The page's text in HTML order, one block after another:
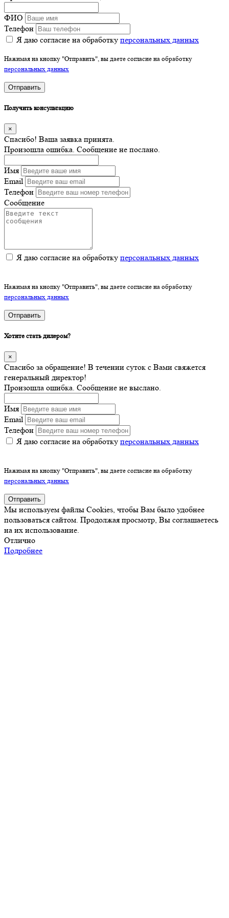
ФИО
Телефон
Я даю согласие на обработку персональных данных
Нажимая на кнопку "Отправить", вы даете согласие на обработку
персональных данных
Отправить
Получить консультацию
×
Спасибо! Ваша заявка принята.
Произошла ошибка. Сообщение не послано.
Имя
Email
Телефон
Сообщение
Я даю согласие на обработку персональных данных
Нажимая на кнопку "Отправить", вы даете согласие на обработку
персональных данных
Отправить
Хотите стать дилером?
×
Спасибо за обращение! В течении суток с Вами свяжется
генеральный директор!
Произошла ошибка. Сообщение не выслано.
Имя
Email
Телефон
Я даю согласие на обработку персональных данных
Нажимая на кнопку "Отправить", вы даете согласие на обработку
персональных данных
Отправить
Мы используем файлы Cookies, чтобы Вам было удобнее
пользоваться сайтом. Продолжая просмотр, Вы соглашаетесь
на их использование.
Отлично
Подробнее